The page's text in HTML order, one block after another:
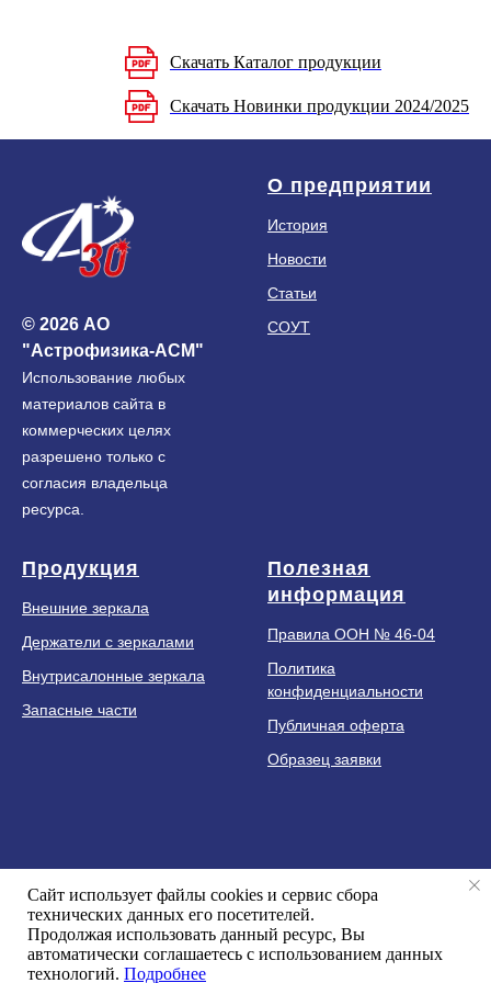
Сайт использует файлы cookies и сервис сбора
технических данных его посетителей.
Продолжая использовать данный ресурс, Вы
автоматически соглашаетесь с использованием данных
технологий. Подробнее
Скачать Каталог продукции
Скачать Новинки продукции 2024/2025
© 2026 АО
"Астрофизика-АСМ"
Использование любых
материалов сайта в
коммерческих целях
разрешено только с
согласия владельца
ресурса.
О предприятии
История
Новости
Статьи
СОУТ
Продукция
Внешние зеркала
Держатели с зеркалами
Внутрисалонные зеркала
Запасные части
Полезная
информация
Правила ООН № 46-04
Политика
конфиденциальности
Публичная оферта
Образец заявки
astro-asm@yandex.ru
Москва, ул. Новопоселковая, дом 6, корпус 217